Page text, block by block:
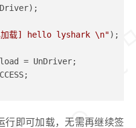
加载] hello lyshark \n");
= UnDriver;
行即可加载，无需再继续签